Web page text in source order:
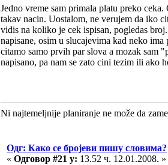
Jedno vreme sam primala platu preko
takav nacin. Uostalom, ne verujem da iko
vidis na koliko je cek ispisan, pogledas
napisane, osim u slucajevima kad neko
citamo samo prvih par slova a mozak sam
napisano, pa nam se zato cini tezim ili ako
Ni najtemeljnije planiranje ne može da
Одг: Како се бројеви пишу словима?
« Одговор #21 у: 13.52 ч. 12.01.2008. »